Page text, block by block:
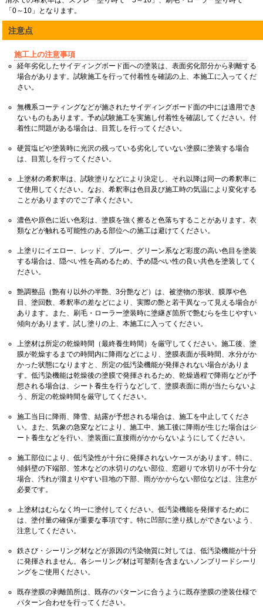
「0～10」となります。
注意点
施工上の注意事項
経年劣化したサイディングボード面への塗装は、表面劣化部分から剥離する
場合があります。試験施工を行って付着性を確認の上、本施工に入ってくだ
さい。
無機系コーティングなどが施されたサイディングボード面の中には適用でき
ないものもあります。予め試験施工を実施し付着性を確認してください。付
着性に問題がある場合は、目荒しを行ってください。
硬質塩ビや塗装時に光沢の残っている劣化していない塗膜に塗装する場合
は、目荒しを行ってください。
上塗材の希釈率は、試験塗りなどにより決定し、それ以降は同一の希釈率に
て使用してください。なお、希釈率は色目及び施工時の気温により変化する
ことがありますのでご了承ください。
濃色や原色に近い色彩は、塗膜を強く擦ると色落ちすることがあります。衣
類などが触れる可能性のある部位への施工は避けてください。
上塗りにイエロー、レッド、ブルー、グリーン系など彩度の高い色目を塗装
する場合は、隠ぺい性を高めるため、予め隠ぺい性の良い共色を塗装してく
ださい。
艶調整品（艶有り以外の半艶、3分艶など）は、被塗物の形状、膜厚や色
目、塗回数、希釈率の差などにより、実際の艶と若干異なって見える場合が
あります。また、刷毛・ローラー塗装時に塗継ぎ箇所で艶むらを生じやすい
傾向があります。試し塗りの上、本施工に入ってください。
上塗材は所定の乾燥時間（最終養生時間）を厳守してください。施工後、塗
膜が乾燥するまでの時間内に降雨などにより、塗膜表面が長時間、水分がか
かった状態になりますと、所定の低汚染機能が発揮されない場合がありま
す。低汚染機能は乾燥後の塗膜で発揮されるため、乾燥過程で降雨などが予
想される場合は、シート養生を行うなどして、塗膜表面に雨が当たらないよ
う、所定の乾燥時間を厳守してください。
施工当日に降雨、降雪、結露が予想される場合は、施工を中止してくださ
い。また、気象の急変などにより、施工中、施工後に降雨が生じた場合はシ
ート養生などを行い、塗装面に直接雨がかからないようにしてください。
施工部位により、低汚染性が十分に発揮されないケースがあります。特に、
傾斜壁の下端部、笠木などの水切りのない部位、窓廻りで水切りが不十分な
場合、汚れが溜まりやすい目地の下部、雨がかからない部位などは、注意が
必要です。
上塗材はむらなく均一に塗付してください。低汚染機能を発揮するために
は、塗付量の確保が重要な事項です。特に凹部に塗り残しができないよう、
注意してください。
鉄さび・シーリング材などが原因の汚染物質に対しては、低汚染機能が十分
に発揮されません。各シーリング材は可塑剤を含まないノンブリードシーリ
ングをご使用ください。
既存塗膜の剥離箇所は、既存のパターンに合うように既存塗膜の塗装仕様で
パターン合わせを行ってください。